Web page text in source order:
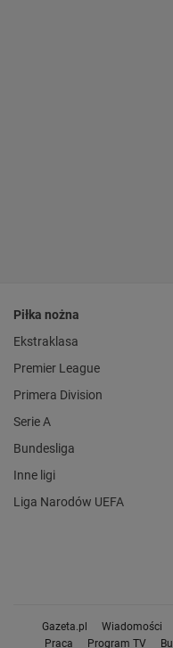
Piłka nożna
Ekstraklasa
Premier League
Primera Division
Serie A
Bundesliga
Inne ligi
Liga Narodów UEFA
Gazeta.pl Wiadomości
Praca
Program TV